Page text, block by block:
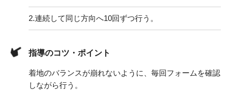
2.連続して同じ方向へ10回ずつ行う。
指導のコツ・ポイント
着地のバランスが崩れないように、毎回フォームを確認
しながら行う。